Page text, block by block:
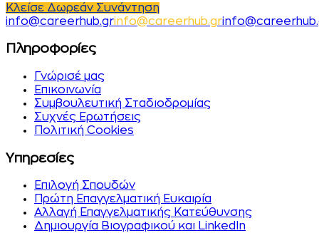
Κλείσε Δωρεάν Συνάντηση
info@careerhub.grinfo@careerhub.gr
Πληροφορίες
Γνώρισέ μας
Επικοινωνία
Συμβουλευτική Σταδιοδρομίας
Συχνές Ερωτήσεις
Πολιτική Cookies
Υπηρεσίες
Επιλογή Σπουδών
Πρώτη Επαγγελματική Ευκαιρία
Αλλαγή Επαγγελματικής Κατεύθυνσης
Δημιουργία Βιογραφικού και LinkedIn